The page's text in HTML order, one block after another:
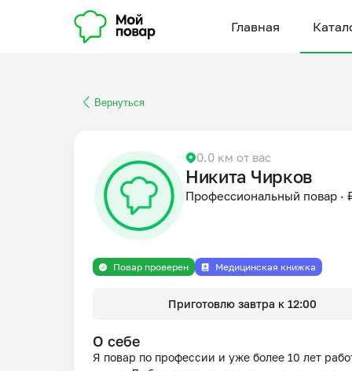
Главная
Вернуться
0.0 км от вас
Никита Чирков
Профессиональный повар ·
Повар проверен Медицинская книжка
Приготовлю завтра к 12:00
О себе
Я повар по профессии и уже более 10 лет